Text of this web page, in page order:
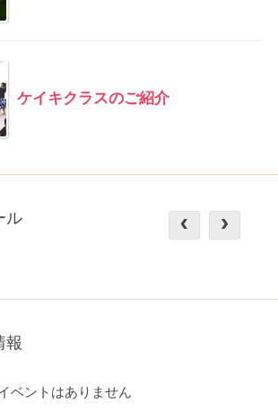
ケイキクラスのご紹介
ル
報
ベントはありません